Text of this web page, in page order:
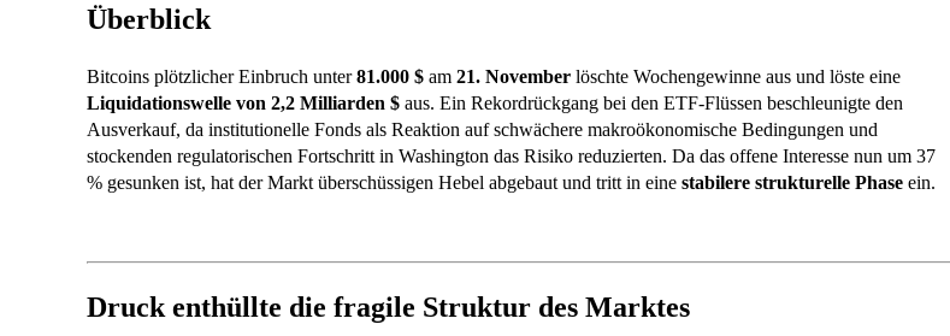
Überblick
Bitcoins plötzlicher Einbruch unter81.000 $ am 21. November löschte Wochengewinne aus und löste eine
Liquidationswelle von 2,2 Milliarden $ aus. Ein Rekordrückgang bei den ETF-Flüssen beschleunigte den
Ausverkauf, da institutionelle Fonds als Reaktion auf schwächere makroökonomische Bedingungen und
stockenden regulatorischen Fortschritt in Washington das Risiko reduzierten. Da das offene Interesse nun um 37
% gesunken ist, hat der Markt überschüssigen Hebel abgebaut und tritt in eine stabilere strukturelle Phase ein.
Druck enthüllte die fragile Struktur des Marktes